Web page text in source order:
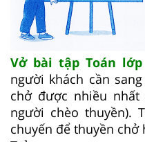
Vở bài tập Toán
người khách cần
chở được nhiều
người chèo thuyền).
chuyến để thuyền chở